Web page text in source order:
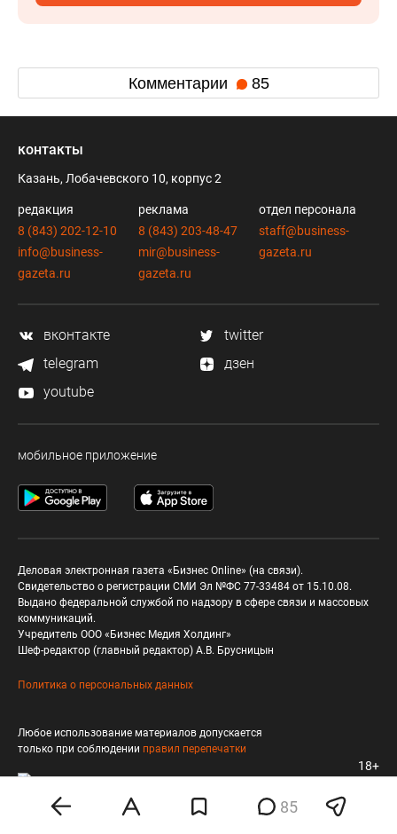
Комментарии 85
85
контакты
Казань, Лобачевского 10, корпус 2
редакция
8 (843) 202-12-10
info@business-
gazeta.ru
реклама
8 (843) 203-48-47
mir@business-
gazeta.ru
отдел персонала
staff@business-
gazeta.ru
вконтакте
twitter
telegram
дзен
youtube
мобильное приложение
Деловая электронная газета «Бизнес Online» (на связи).
Свидетельство о регистрации СМИ Эл №ФС 77-33484 от 15.10.08.
Выдано федеральной службой по надзору в сфере связи и массовых
коммуникаций.
Учредитель ООО «Бизнес Медия Холдинг»
Шеф-редактор (главный редактор) А.В. Брусницын
Политика о персональных данных
Любое использование материалов допускается
только при соблюдении правил перепечатки
18+